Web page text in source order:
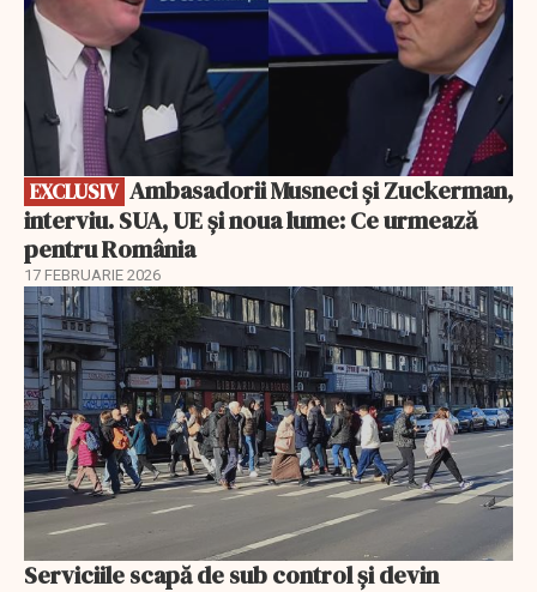
EXCLUSIV
interviu. SUA, UE și noua lume: Ce urmează
pentru România
17 FEBRUARIE 2026
Serviciile scapă de sub control și devin